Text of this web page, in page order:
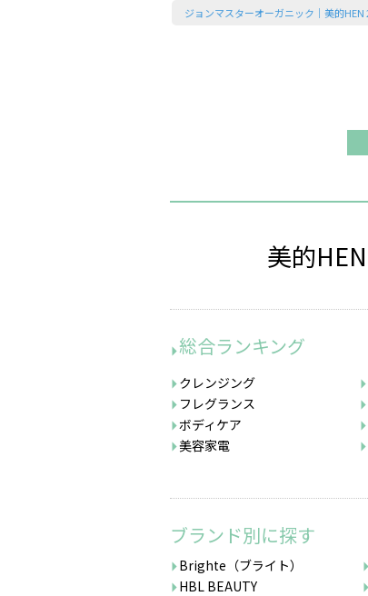
ジョンマスターオーガニック｜美的
美的
総合ランキング
クレンジング
フレグランス
ボディケア
美容家電
ブランド別に探す
Brighte（ブライト）
HBL BEAUTY